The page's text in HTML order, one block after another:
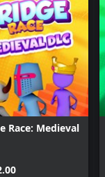
Race: Medieval